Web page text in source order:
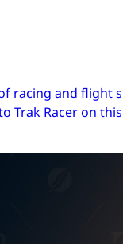
racing and flight
Trak Racer on